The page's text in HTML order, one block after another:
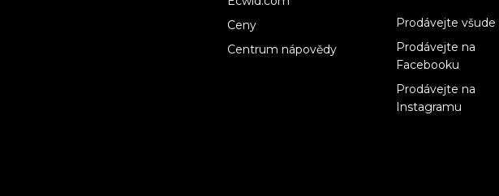
Ceny
Centrum nápovědy
Prodávejte všude
Prodávejte na
Facebooku
Prodávejte na
Instagramu